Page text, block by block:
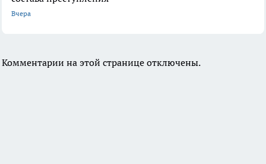
Вчера
Комментарии на этой странице отключены.